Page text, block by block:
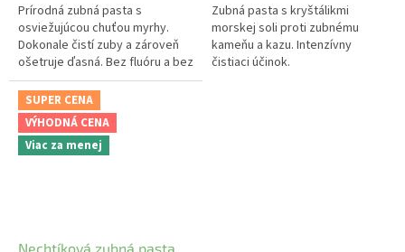
Prírodná zubná pasta s
osviežujúcou chuťou myrhy.
Dokonale čistí zuby a zároveň
ošetruje ďasná. Bez fluóru a bez
mäty.
Zubná pasta s kryštálikmi
morskej soli proti zubnému
kameňu a kazu. Intenzívny
čistiaci účinok.
SUPER CENA
VÝHODNÁ CENA
Viac za menej
Nechtíková zubná pasta